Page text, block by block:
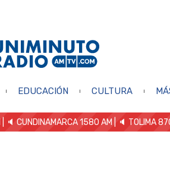
EDUCACIÓN CULTURA
| 🔈 CUNDINAMARCA 1580 AM | 🔈 TOLIMA